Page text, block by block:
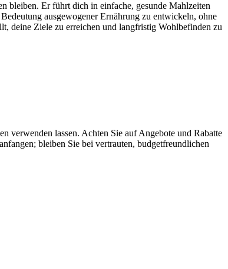
bleiben. Er führt dich in einfache, gesunde Mahlzeiten
ausgewogener Ernährung zu entwickeln, ohne
deine Ziele zu erreichen und langfristig Wohlbefinden zu
verwenden lassen. Achten Sie auf Angebote und Rabatte
bleiben Sie bei vertrauten, budgetfreundlichen